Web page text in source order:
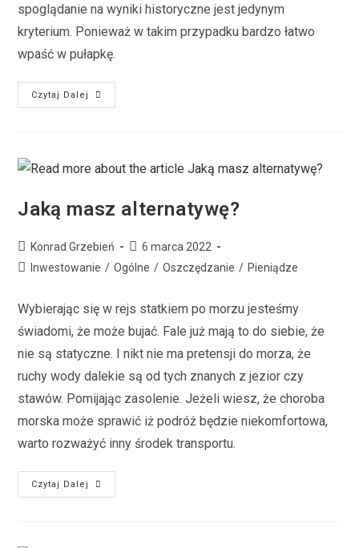
spoglądanie na wyniki historyczne jest jedynym
kryterium. Ponieważ w takim przypadku bardzo łatwo
wpaść w pułapkę.
Czytaj Dalej
Jaką masz alternatywę?
Konrad Grzebień
6 marca 2022
Inwestowanie / Ogólne / Oszczędzanie / Pieniądze
Wybierając się w rejs statkiem po morzu jesteśmy
świadomi, że może bujać. Fale już mają to do siebie, że
nie są statyczne. I nikt nie ma pretensji do morza, że
ruchy wody dalekie są od tych znanych z jezior czy
stawów. Pomijając zasolenie. Jeżeli wiesz, że choroba
morska może sprawić iż podróż będzie niekomfortowa,
warto rozważyć inny środek transportu.
Czytaj Dalej